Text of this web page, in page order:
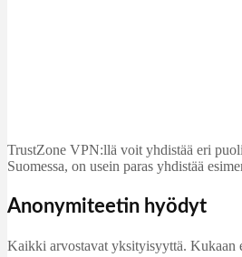
TrustZone VPN:llä voit yhdistää eri
Suomessa, on usein paras yhdistää
Anonymiteetin hyödyt
Kaikki arvostavat yksityisyyttä. Kukaan